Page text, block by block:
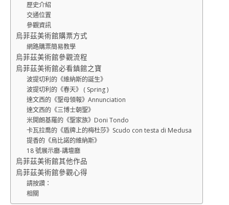
歷史介紹
交通位置
參觀資訊
烏菲茲美術館購票方式
網路購票簡易教學
烏菲茲美術館參觀流程
烏菲茲美術館必看鎮館之寶
波提切利的《維納斯的誕生》
波提切利的《春天》 ( Spring )
達文西的《聖母領報》Annunciation
達文西的《三博士朝聖》
米開朗基羅的《聖家族》Doni Tondo
卡瓦拉喬的《盾牌上的梅杜莎》Scudo con testa di Medusa
提香的《烏比諾的維納斯》
18 號展示廳-講壇廳
烏菲茲美術館其他作品
烏菲茲美術館參觀心得
請按讚：
相關